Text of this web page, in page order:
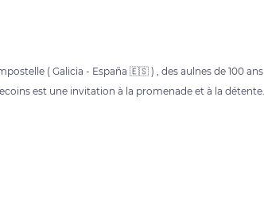
( Galicia - España 🇪🇸 ) , des aulnes de 100 ans
est une invitation à la promenade et à la détente.